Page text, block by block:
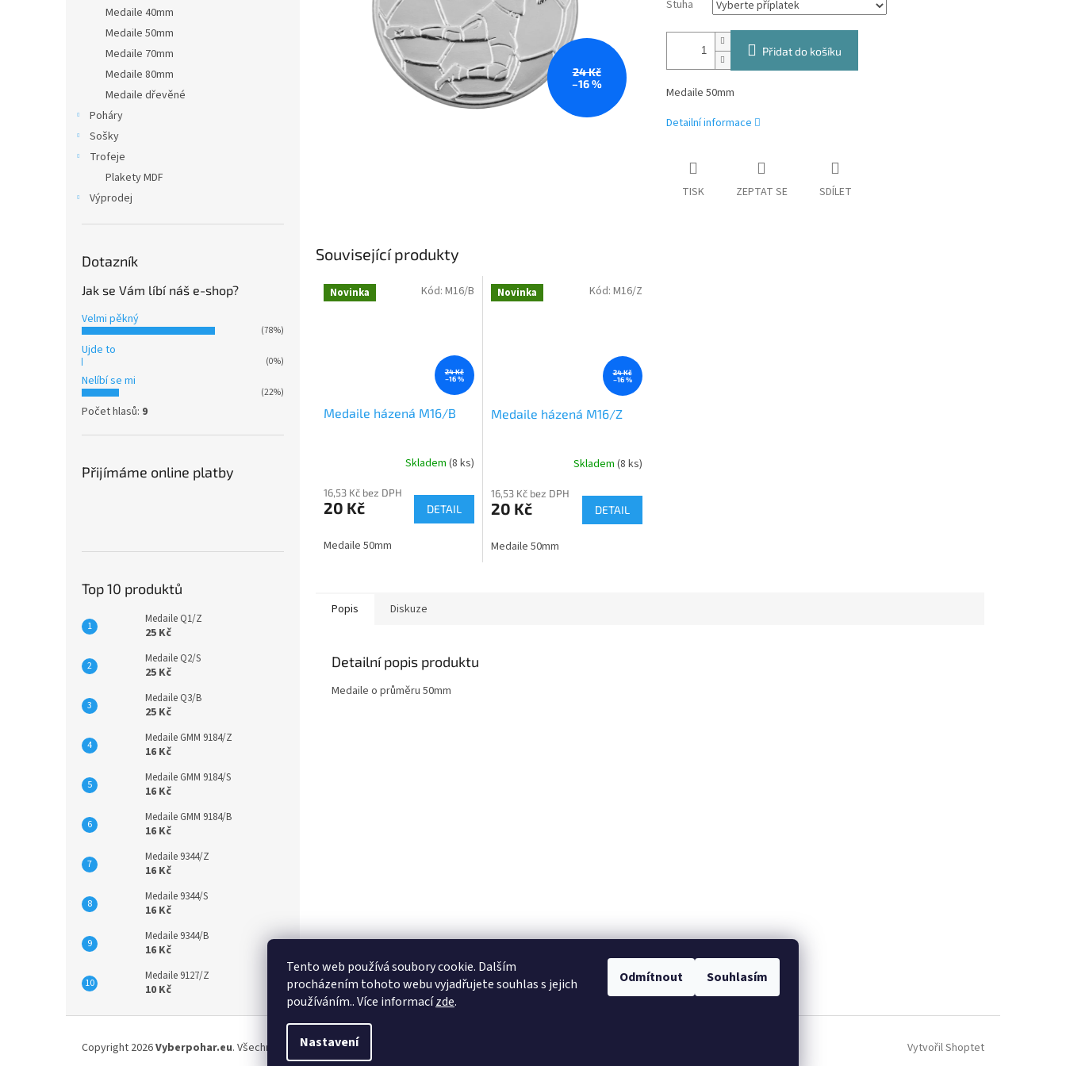
Tento web používá soubory cookie. Dalším
procházením tohoto webu vyjadřujete souhlas s jejich
používáním.. Více informacízde.
Nastavení
Odmítnout Souhlasím
Medaile 40mm
Medaile 50mm
Medaile 70mm
Medaile 80mm
Medaile dřevěné
Poháry
Sošky
Trofeje
Plakety MDF
Výprodej
Dotazník
Jak se Vám líbí náš e-shop?
Velmi pěkný
(78%)
Ujde to
(0%)
Nelíbí se mi
(22%)
Počet hlasů: 9
Přijímáme online platby
Top 10 produktů
Medaile Q1/Z
25 Kč
Medaile Q2/S
25 Kč
Medaile Q3/B
25 Kč
Medaile GMM 9184/Z
16 Kč
Medaile GMM 9184/S
16 Kč
Medaile GMM 9184/B
16 Kč
Medaile 9344/Z
16 Kč
Medaile 9344/S
16 Kč
Medaile 9344/B
16 Kč
Medaile 9127/Z
10 Kč
24 Kč
–16 %
Stuha
Přidat do košíku
Medaile 50mm
Detailní informace
TISK ZEPTAT SE SDÍLET
Související produkty
Novinka
24 Kč
–16 %
Medaile házená M16/B
Skladem (8 ks)
16,53 Kč bez DPH
20 Kč DETAIL
Medaile 50mm
Kód: M16/B Novinka
24 Kč
–16 %
Medaile házená M16/Z
Skladem (8 ks)
16,53 Kč bez DPH
20 Kč DETAIL
Medaile 50mm
Kód: M16/Z
Popis Diskuze
Detailní popis produktu
Medaile o průměru 50mm
Vytvořil Shoptet
Copyright 2026Vyberpohar.eu. Všechna práva vyhrazena.